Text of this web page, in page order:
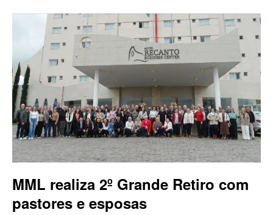
MML realiza 2º Grande Retiro com
pastores e esposas